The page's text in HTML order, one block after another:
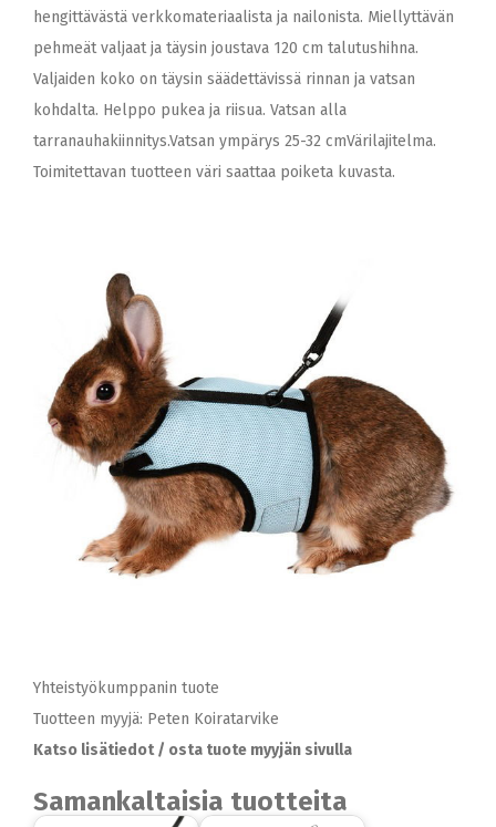
hengittävästä verkkomateriaalista ja nailonista. Miellyttävän
pehmeät valjaat ja täysin joustava 120 cm talutushihna.
Valjaiden koko on täysin säädettävissä rinnan ja vatsan
kohdalta. Helppo pukea ja riisua. Vatsan alla
tarranauhakiinnitys.Vatsan ympärys 25-32 cmVärilajitelma.
Toimitettavan tuotteen väri saattaa poiketa kuvasta.
Yhteistyökumppanin tuote
Tuotteen myyjä: Peten Koiratarvike
Katso lisätiedot / osta tuote myyjän sivulla
Samankaltaisia tuotteita